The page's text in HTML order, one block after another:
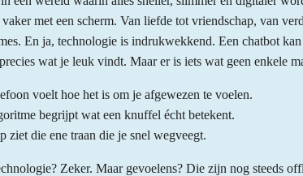
vaker met een scherm. Van liefde tot vriendschap, van
En ja, technologie is indrukwekkend. Een chatbot
wat je leuk vindt. Maar er is iets wat geen enkele
voelt hoe het is om je afgewezen te voelen.
begrijpt wat een knuffel écht betekent.
ziet die ene traan die je snel wegveegt.
Zeker. Maar gevoelens? Die zijn nog steeds